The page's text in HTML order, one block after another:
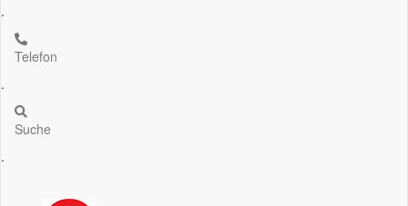
.
Telefon
.
Suche
.